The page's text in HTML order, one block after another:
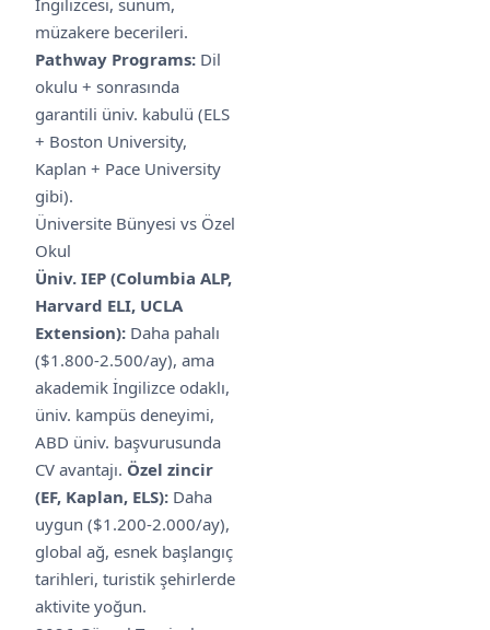
İngilizcesi, sunum,
müzakere becerileri.
Pathway Programs: Dil
okulu + sonrasında
garantili üniv. kabulü (ELS
+ Boston University,
Kaplan + Pace University
gibi).
Üniversite Bünyesi vs Özel
Okul
Üniv. IEP (Columbia ALP,
Harvard ELI, UCLA
Extension): Daha pahalı
($1.800-2.500/ay), ama
akademik İngilizce odaklı,
üniv. kampüs deneyimi,
ABD üniv. başvurusunda
CV avantajı. Özel zincir
(EF, Kaplan, ELS): Daha
uygun ($1.200-2.000/ay),
global ağ, esnek başlangıç
tarihleri, turistik şehirlerde
aktivite yoğun.